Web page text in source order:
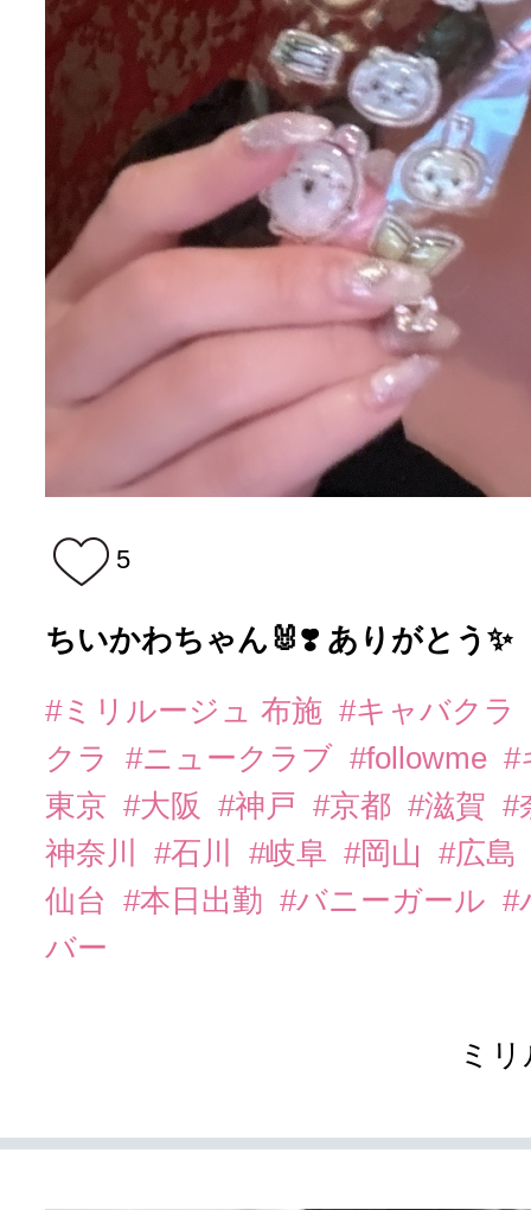
5
ちいかわちゃん🐰❣️ ありがとう✨️
#ミリルージュ 布施 #キャバクラ
クラ
#ニュークラブ #followme #
東京 #大阪 #神戸 #京都 #滋賀 #
神奈川
#石川 #岐阜 #岡山
#広島
仙台
#本日出勤 #バニーガール #
バー
ミ